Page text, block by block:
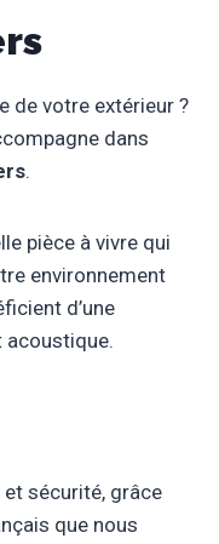
de votre extérieur ?
dans
.
pièce à vivre qui
environnement
d’une
acoustique.
sécurité, grâce
que nous